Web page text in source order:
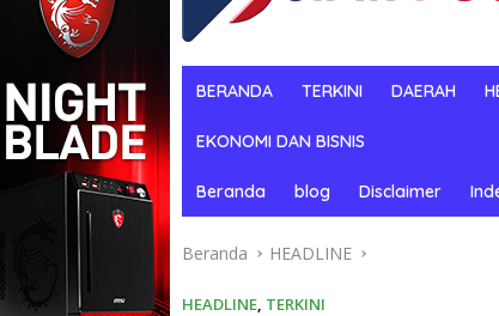
BERANDA TERKINI DAERAH
EKONOMI DAN BISNIS
Beranda blog Disclaimer
Beranda HEADLINE
HEADLINE, TERKINI